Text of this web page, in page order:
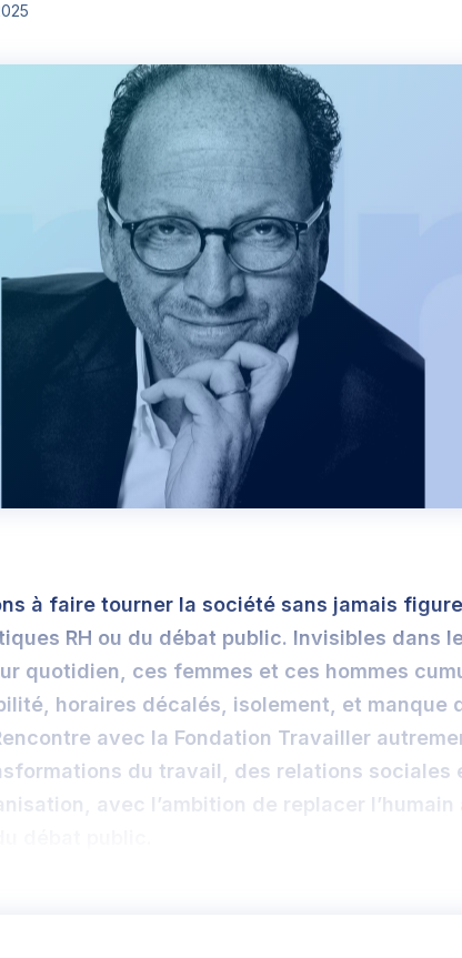
à faire tourner la société sans jamais
RH ou du débat public. Invisibles dans
quotidien, ces femmes et ces hommes
horaires décalés, isolement, et manque
avec la Fondation Travailler
du travail, des relations sociales
avec l’ambition de replacer